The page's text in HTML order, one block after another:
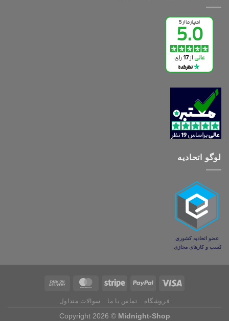
لوگو اتحادیه
فروشگاه تماس با ما سوالات متداول
Copyright 2026 © Midnight-Shop